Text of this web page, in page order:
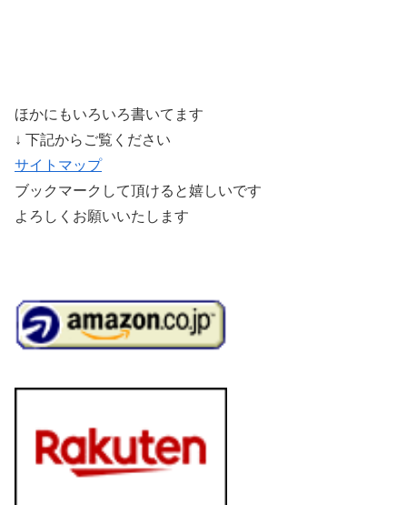
ほかにもいろいろ書いてます
↓ 下記からご覧ください
サイトマップ
ブックマークして頂けると嬉しいです
よろしくお願いいたします